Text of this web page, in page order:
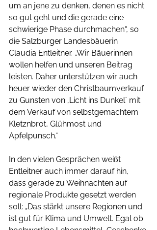
um an jene zu denken, denen es nicht
so gut geht und die gerade eine
schwierige Phase durchmachen“, so
die Salzburger Landesbäuerin
Claudia Entleitner. „Wir Bäuerinnen
wollen helfen und unseren Beitrag
leisten. Daher unterstützen wir auch
heuer wieder den Christbaumverkauf
zu Gunsten von ‚Licht ins Dunkel` mit
dem Verkauf von selbstgemachtem
Kletznbrot, Glühmost und
Apfelpunsch.“
In den vielen Gesprächen weißt
Entleitner auch immer darauf hin,
dass gerade zu Weihnachten auf
regionale Produkte gesetzt werden
soll: „Das stärkt unsere Regionen und
ist gut für Klima und Umwelt. Egal ob